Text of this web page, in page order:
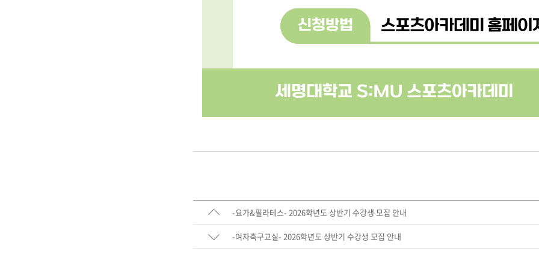
-요가&필라테스- 2026학년도 상반기 수강생 모집 안내
-여자축구교실- 2026학년도 상반기 수강생 모집 안내